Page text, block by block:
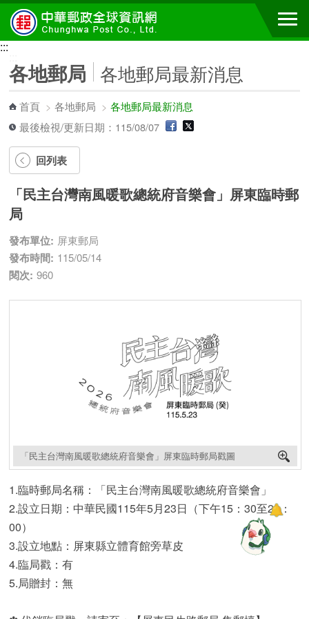
跳到主要內容區塊
:::
各地郵局 各地郵局最新消息
首頁 >各地郵局 >各地郵局最新消息
最後檢視/更新日期：115/08/07
回列表
「民主台灣南風暖歌總統府音樂會」屏東臨時郵
局
發布單位: 屏東郵局
發布時間: 115/05/14
閱次: 960
「民主台灣南風暖歌總統府音樂會」屏東臨時郵局戳圖
1.臨時郵局名稱：「民主台灣南風暖歌總統府音樂會」
2.設立日期：中華民國115年5月23日（下午15：30至21：
00）
3.設立地點：屏東縣立體育館旁草皮
4.臨局戳：有
5.局贈封：無